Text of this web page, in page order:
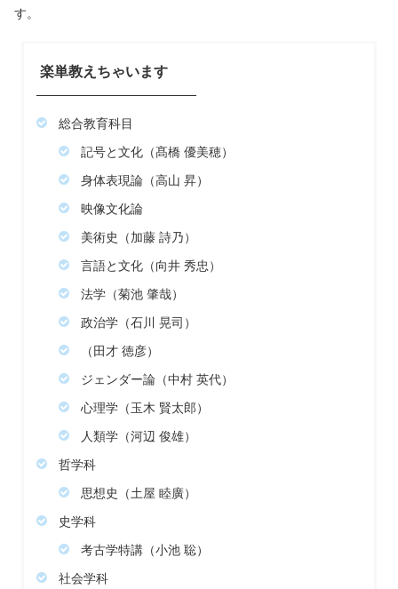
す。
楽単教えちゃいます
──────────────────
総合教育科目
記号と文化（髙橋 優美穂）
身体表現論（高山 昇）
映像文化論
美術史（加藤 詩乃）
言語と文化（向井 秀忠）
法学（菊池 肇哉）
政治学（石川 晃司）
（田才 徳彦）
ジェンダー論（中村 英代）
心理学（玉木 賢太郎）
人類学（河辺 俊雄）
哲学科
思想史（土屋 睦廣）
史学科
考古学特講（小池 聡）
社会学科